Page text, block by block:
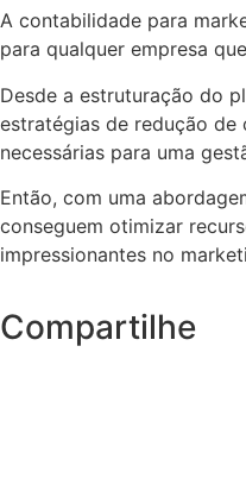
A contabilidade para
para qualquer empresa
Desde a estruturação do
estratégias de redução
necessárias para uma
Então, com uma
conseguem otimizar
impressionantes no
Compartilhe